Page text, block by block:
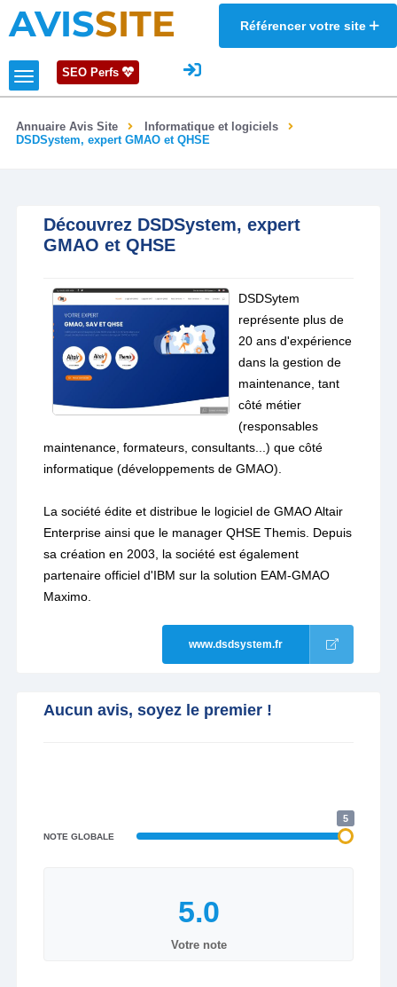
AVISSITE Référencer votre site
SEO Perfs
Annuaire Avis Site
Informatique et logiciels
DSDSystem, expert GMAO et QHSE
Découvrez DSDSystem, expert
GMAO et QHSE
DSDSytem
représente plus de
20 ans d'expérience
dans la gestion de
maintenance, tant
côté métier
(responsables
maintenance, formateurs, consultants...) que côté
informatique (développements de GMAO).
La société édite et distribue le logiciel de GMAO Altair
Enterprise ainsi que le manager QHSE Themis. Depuis
sa création en 2003, la société est également
partenaire officiel d'IBM sur la solution EAM-GMAO
Maximo.
www.dsdsystem.fr
Aucun avis, soyez le premier !
NOTE GLOBALE
5
Votre note